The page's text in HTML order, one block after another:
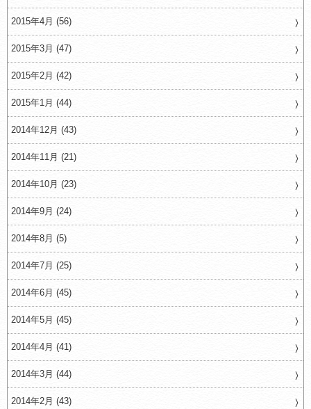
2015年4月 (56)
2015年3月 (47)
2015年2月 (42)
2015年1月 (44)
2014年12月 (43)
2014年11月 (21)
2014年10月 (23)
2014年9月 (24)
2014年8月 (5)
2014年7月 (25)
2014年6月 (45)
2014年5月 (45)
2014年4月 (41)
2014年3月 (44)
2014年2月 (43)